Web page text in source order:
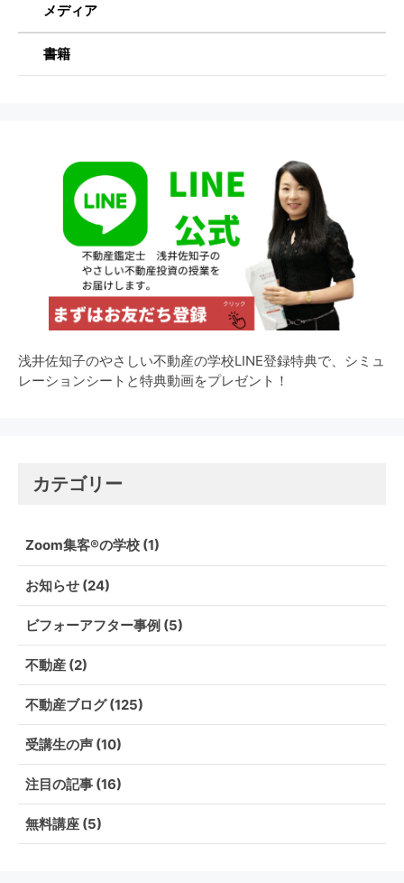
メディア
書籍
浅井佐知子のやさしい不動産の学校LINE登録特典で、シミュ
レーションシートと特典動画をプレゼント！
カテゴリー
Zoom集客®の学校(1)
お知らせ(24)
ビフォーアフター事例(5)
不動産(2)
不動産ブログ(125)
受講生の声(10)
注目の記事(16)
無料講座(5)